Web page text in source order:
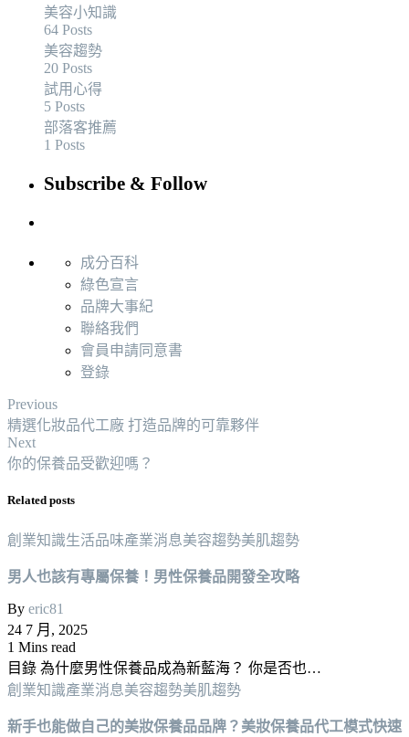
美容小知識
64 Posts
美容趨勢
20 Posts
試用心得
5 Posts
部落客推薦
1 Posts
Subscribe & Follow
成分百科
綠色宣言
品牌大事紀
聯絡我們
會員申請同意書
登錄
Previous
精選化妝品代工廠 打造品牌的可靠夥伴
Next
你的保養品受歡迎嗎？
Related posts
創業知識生活品味產業消息美容趨勢美肌趨勢
男人也該有專屬保養！男性保養品開發全攻略
By eric81
24 7 月, 2025
1 Mins read
目錄 為什麼男性保養品成為新藍海？ 你是否也…
創業知識產業消息美容趨勢美肌趨勢
新手也能做自己的美妝保養品品牌？美妝保養品代工模式快速